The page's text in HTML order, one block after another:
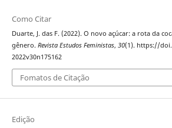
Como Citar
Duarte, J. das F. (2022). O novo açúcar: a rota da
gênero. Revista Estudos Feministas, 30(1). https://
2022v30n175162
Fomatos de Citação
Edição